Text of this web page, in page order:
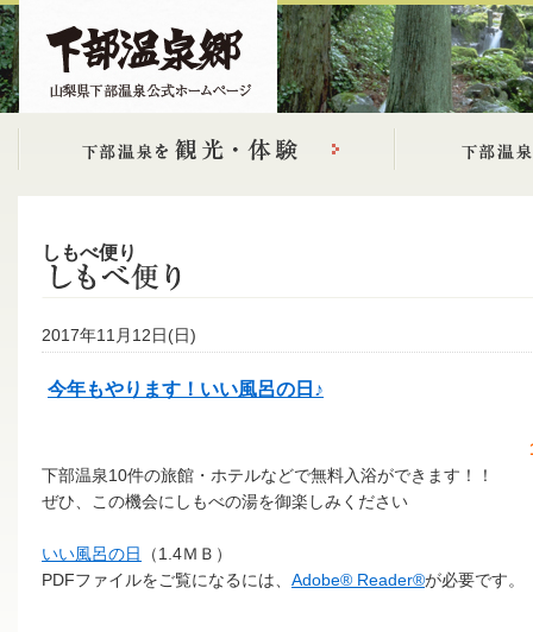
しもべ便り
2017年11月12日(日)
今年もやります！いい風呂の日♪
下部温泉10件の旅館・ホテルなどで無料入浴ができます！！
ぜひ、この機会にしもべの湯を御楽しみください
いい風呂の日
（1.4ＭＢ）
PDFファイルをご覧になるには、 Adobe® Reader®が必要です。